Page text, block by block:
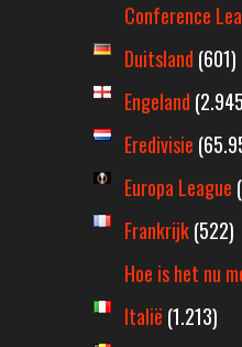
Conference
Duitsland (601)
Engeland
Eredivisie
Europa League
Frankrijk(522)
Hoe is het nu
Italië (1.213)